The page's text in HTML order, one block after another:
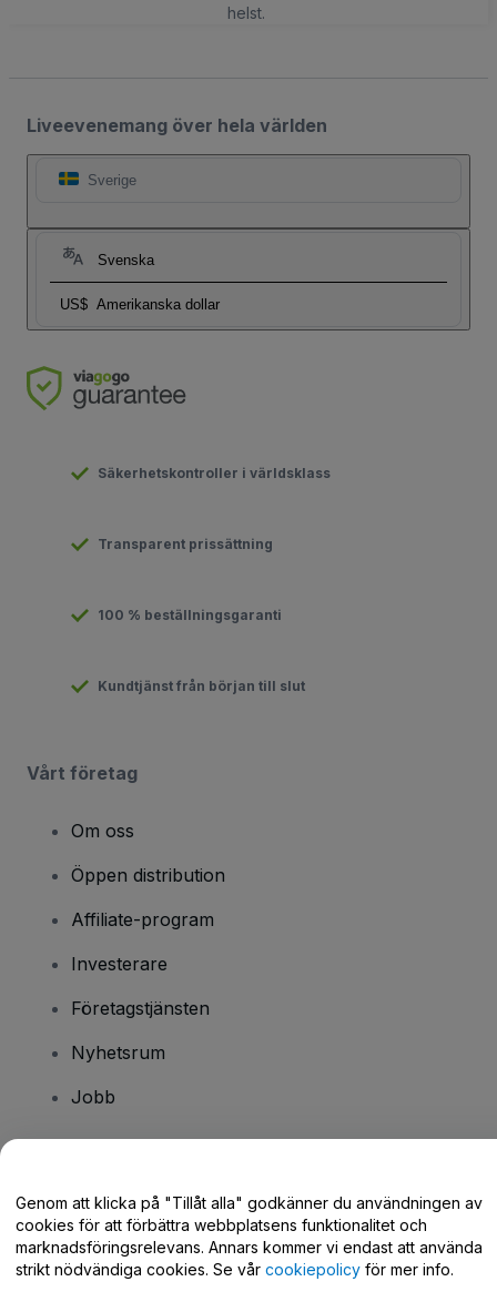
helst.
Liveevenemang över hela världen
Sverige
Svenska
US$ Amerikanska dollar
Säkerhetskontroller i världsklass
Transparent prissättning
100 % beställningsgaranti
Kundtjänst från början till slut
Vårt företag
Om oss
Öppen distribution
Affiliate-program
Investerare
Företagstjänsten
Nyhetsrum
Jobb
Hjälpcenter / Kontakta oss
Genom att klicka på "Tillåt alla" godkänner du användningen av
cookies för att förbättra webbplatsens funktionalitet och
marknadsföringsrelevans. Annars kommer vi endast att använda
strikt nödvändiga cookies. Se vår cookiepolicy för mer info.